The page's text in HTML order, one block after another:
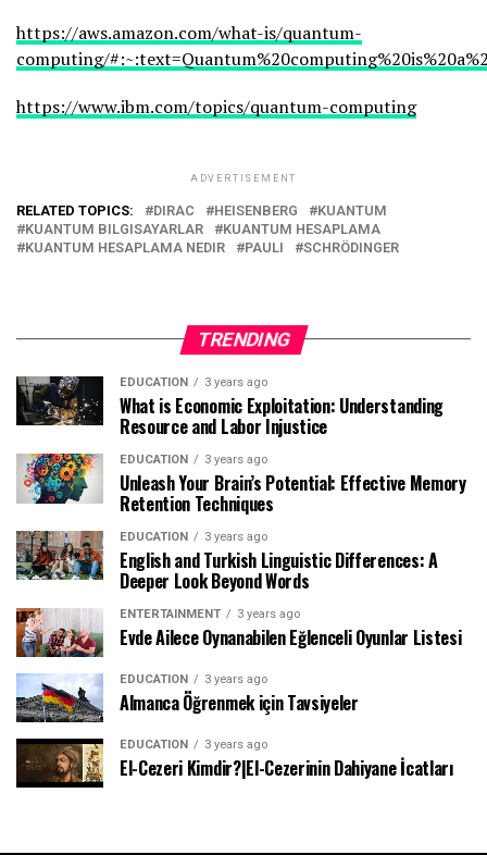
https://aws.amazon.com/what-is/quantum-
computing/
https://www.ibm.com/topics/quantum-computing
ADVERTISEMENT
RELATED TOPICS: DIRAC HEISENBERG
KUANTUM
KUANTUM BILGISAYARLAR
KUANTUM HESAPLAMA
KUANTUM HESAPLAMA NEDIR
PAULI SCHRÖDINGER
TRENDING
EDUCATION 3 years ago
What is Economic Exploitation: Understanding
Resource and Labor Injustice
EDUCATION 3 years ago
Unleash Your Brain’s Potential: Effective Memory
Retention Techniques
EDUCATION 3 years ago
English and Turkish Linguistic Differences: A
Deeper Look Beyond Words
ENTERTAINMENT 3 years ago
Evde Ailece Oynanabilen Eğlenceli Oyunlar Listesi
EDUCATION 3 years ago
Almanca Öğrenmek için Tavsiyeler
EDUCATION 3 years ago
El-Cezeri Kimdir?|El-Cezerinin Dahiyane İcatları